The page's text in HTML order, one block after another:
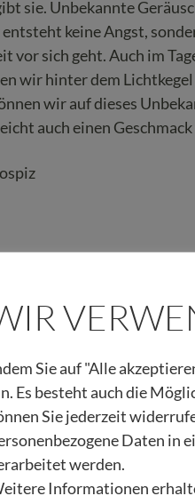
sie. Unbekannte
keine Angst,
vor sich geht. Auch im
wir hinter dem
wir auf dieses
auch einen
2022 als PDF
liebevolle Begleitung
Sie regelmäßig über
Sie auf "Alle
Es besteht auch die
Sie jederzeit
Daten in
werden.
Informationen